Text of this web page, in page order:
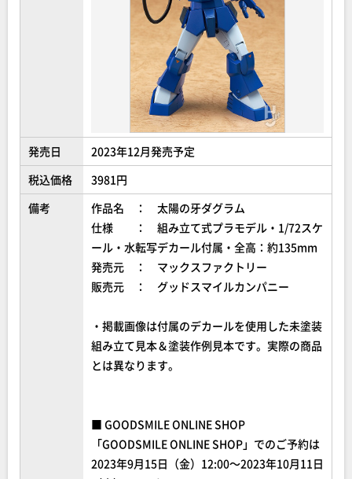
発売日
2023年12月発売予定
税込価格
3981円
備考
作品名 ： 太陽の牙ダグラム
仕様 ： 組み立て式プラモデル・1/72スケ
ール・水転写デカール付属・全高：約135mm
発売元 ： マックスファクトリー
販売元 ： グッドスマイルカンパニー
・掲載画像は付属のデカールを使用した未塗装
組み立て見本＆塗装作例見本です。実際の商品
とは異なります。
■ GOODSMILE ONLINE SHOP
「GOODSMILE ONLINE SHOP」でのご予約は
2023年9月15日（金）12:00～2023年10月11日